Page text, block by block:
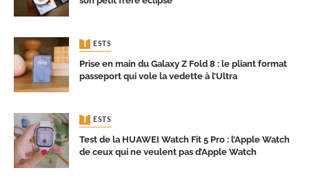
TESTS
Prise en main du Galaxy Z Fold 8 : le pliant format
passeport qui vole la vedette à l’Ultra
TESTS
Test de la HUAWEI Watch Fit 5 Pro : l’Apple Watch
de ceux qui ne veulent pas d’Apple Watch